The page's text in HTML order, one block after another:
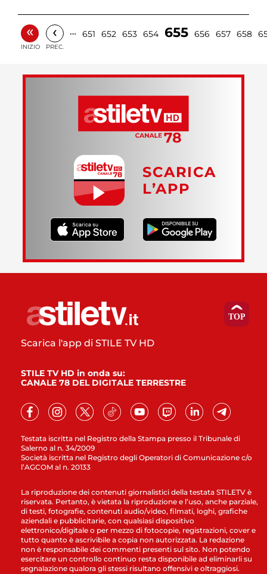
«
INIZIO
‹
PREC.
… 651 652 653 654 655 656 657 658
SCARICA
L’APP
Testata iscritta nel Registro della Stampa presso il Tribunale di
Salerno al n. 34/2009
Società iscritta nel Registro degli Operatori di Comunicazione c/o
l’AGCOM al n. 20133
Scarica l'app di STILE TV HD
STILE TV HD in onda su:
CANALE 78 DEL DIGITALE TERRESTRE
La riproduzione dei contenuti giornalistici della testata STILETV è
riservata. Pertanto, è vietata la riproduzione e l’uso, anche parziale,
di testi, fotografie, contenuti audio/video, filmati, loghi, grafiche
aziendali e pubblicitarie, con qualsiasi dispositivo
elettronico/digitale o per mezzo di fotocopie, registrazioni, cover e
tutto quanto è ascrivibile a copia non autorizzata. La redazione
non è responsabile dei commenti presenti sul sito. Non potendo
esercitare un controllo continuo resta disponibile ad eliminarli su
segnalazione qualora gli stessi risultano offensivi e oltraggiosi.